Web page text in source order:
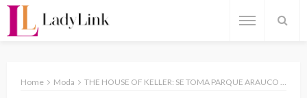
Home Moda THE HOUSE OF KELLER: SE TOMA PARQUE ARAUCO AL RITMO POP-COUNTRY